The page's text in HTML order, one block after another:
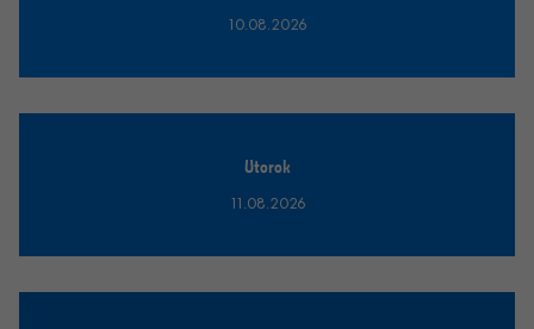
10.08.2026
Utorok
11.08.2026